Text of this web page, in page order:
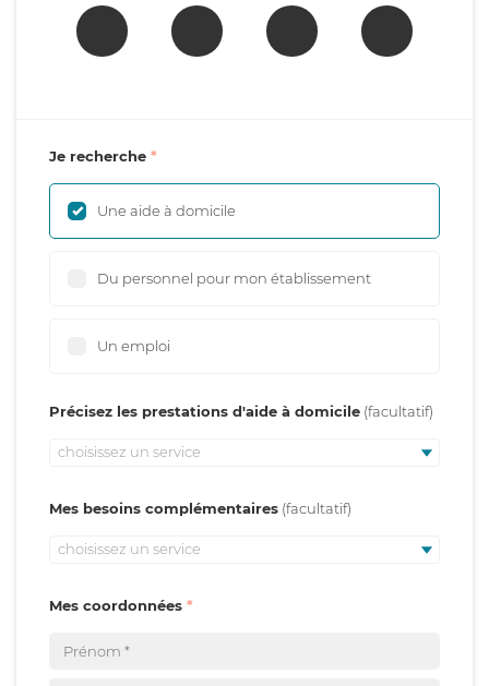
Je recherche
Une aide à domicile
Du personnel pour mon établissement
Un emploi
Précisez les prestations d'aide à domicile
choisissez un service
Mes besoins complémentaires
choisissez un service
Mes coordonnées